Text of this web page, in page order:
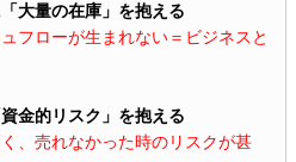
大量の在庫」を抱える
フローが生まれない＝ビジネスと
金的リスク」を抱える
、売れなかった時のリスクが甚